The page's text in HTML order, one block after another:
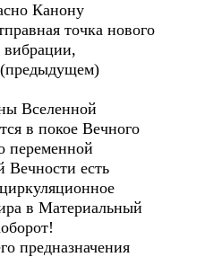
Канону
точка нового
вибрации,
Вселенной
в покое Вечного
переменной
Вечности есть
в Материальный
предназначения